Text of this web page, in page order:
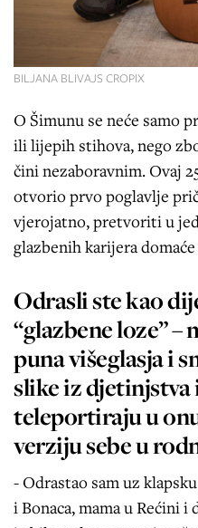
BILJANA BLIVAJS CROPIX
O Šimunu se neće samo
ili lijepih stihova, nego
čini nezaboravnim. Ovaj
otvorio prvo poglavlje
vjerojatno, pretvoriti u
glazbenih karijera domaće
Odrasli ste kao
“glazbene loze” –
puna višeglasja i
slike iz djetinjstva
teleportiraju u
verziju sebe u
- Odrastao sam uz
i Bonaca, mama u Rećini i